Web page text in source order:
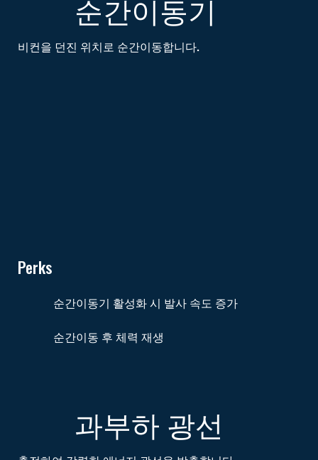
순간이동기
비컨을 던진 위치로 순간이동합니다.
Perks
순간이동기 활성화 시 발사 속도 증가
순간이동 후 체력 재생
과부하 광선